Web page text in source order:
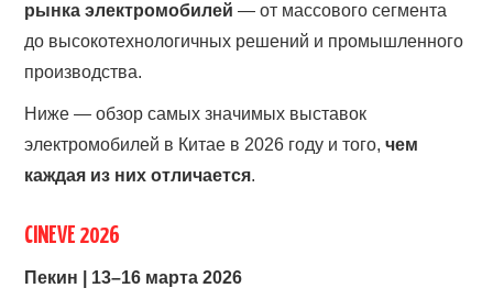
рынка электромобилей — от массового сегмента
до высокотехнологичных решений и промышленного
производства.
Ниже — обзор самых значимых выставок
электромобилей в Китае в 2026 году и того,чем
каждая из них отличается.
CINEVE 2026
Пекин | 13–16 марта 2026